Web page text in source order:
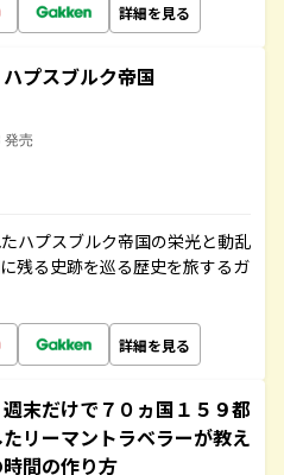
詳細を見る
プスブルク帝国
発売
ハプスブルク帝国の栄光と動乱
残る史跡を巡る歴史を旅するガ
詳細を見る
末だけで７０ヵ国１５９都
リーマントラベラーが教え
間の作り方